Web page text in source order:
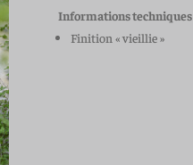
Informations techniques
Finition « vieillie »